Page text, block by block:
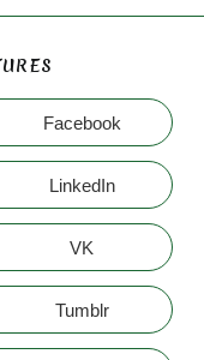
Facebook
LinkedIn
VK
Tumblr